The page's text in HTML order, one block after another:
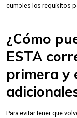
cumples los requisitos
¿Cómo
ESTA
primera y
Para evitar tener que